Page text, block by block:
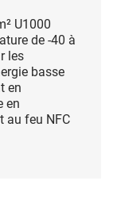
U1000
de -40 à
les
basse
en
en
au feu NFC